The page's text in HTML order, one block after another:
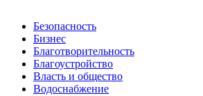
Безопасность
Бизнес
Благотворительность
Благоустройство
Власть и общество
Водоснабжение